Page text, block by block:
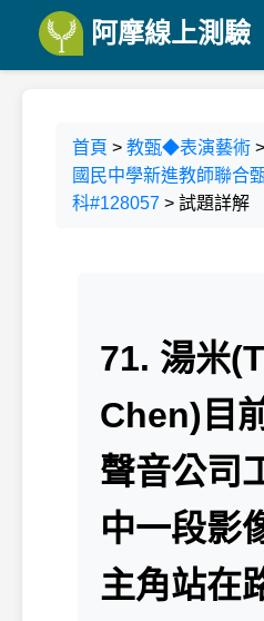
阿摩線上測驗
首頁 > 教甄◆表演藝術 >
國民中學新進教師聯合
科#128057 > 試題詳解
71. 湯米
Chen)目
聲音公司
中一段影
主角站在